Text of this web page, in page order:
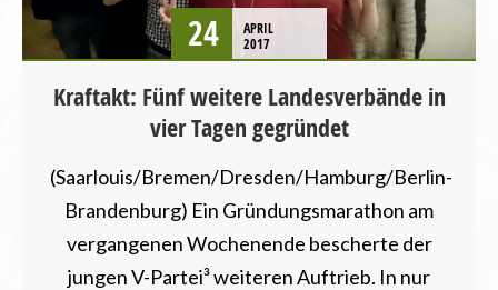
24
APRIL
2017
Kraftakt: Fünf weitere Landesverbände in
vier Tagen gegründet
(Saarlouis/Bremen/Dresden/Hamburg/Berlin-
Brandenburg) Ein Gründungsmarathon am
vergangenen Wochenende bescherte der
jungen V-Partei³ weiteren Auftrieb. In nur